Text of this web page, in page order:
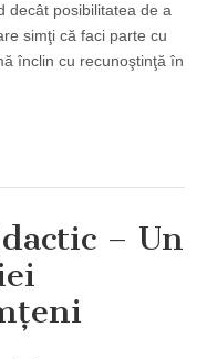
decât posibilitatea de a
simţi că faci parte cu
înclin cu recunoştinţă în
– Un